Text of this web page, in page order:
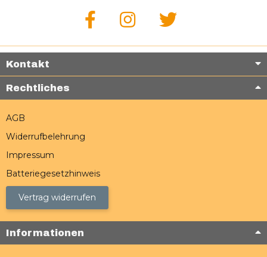
Kontakt
Rechtliches
AGB
Widerrufbelehrung
Impressum
Batteriegesetzhinweis
Vertrag widerrufen
Informationen